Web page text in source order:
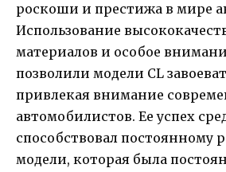
роскоши и престижа в мире
Использование
материалов и особое
позволили модели CL
привлекая внимание
автомобилистов. Ее успех
способствовал постоянному
модели, которая была